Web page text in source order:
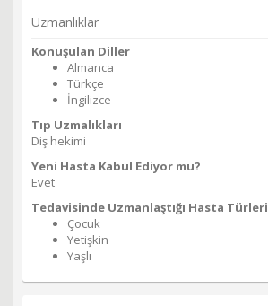
Uzmanlıklar
Konuşulan Diller
Almanca
Türkçe
İngilizce
Tıp Uzmalıkları
Diş hekimi
Yeni Hasta Kabul Ediyor mu?
Evet
Tedavisinde Uzmanlaştığı Hasta Türleri
Çocuk
Yetişkin
Yaşlı